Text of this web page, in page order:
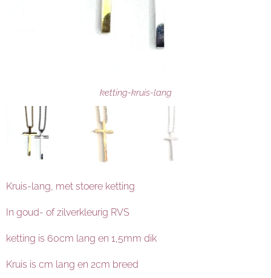
ketting-kruis-lang
ketting-kruis-lang-goud
ketting-kruis-lang-zilver
Kruis-lang, met stoere ketting
In goud- of zilverkleurig RVS
ketting is 60cm lang en 1,5mm dik
Kruis is cm lang en 2cm breed